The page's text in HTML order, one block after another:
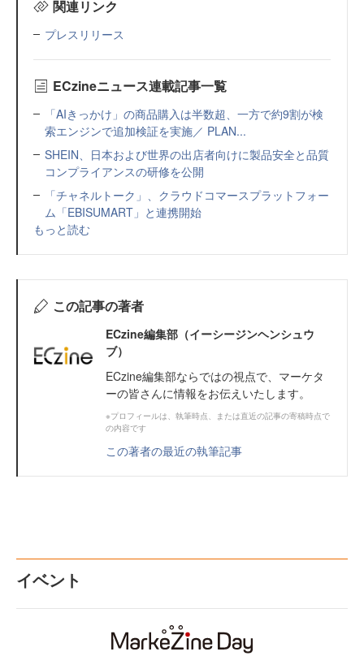
関連リンク
プレスリリース
ECzineニュース連載記事一覧
「AIきっかけ」の商品購入は半数超、一方で約9割が検
索エンジンで追加検証を実施／ PLAN...
SHEIN、日本および世界の出店者向けに製品安全と品質
コンプライアンスの研修を公開
「チャネルトーク」、クラウドコマースプラットフォー
ム「EBISUMART」と連携開始
もっと読む
この記事の著者
ECzine編集部（イーシージンヘンシュウ
ブ）
ECzine編集部ならではの視点で、マーケタ
ーの皆さんに情報をお伝えいたします。
※プロフィールは、執筆時点、または直近の記事の寄稿時点で
の内容です
この著者の最近の執筆記事
イベント